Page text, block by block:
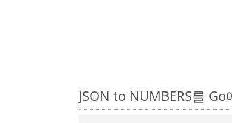
JSON to NUMBERS를